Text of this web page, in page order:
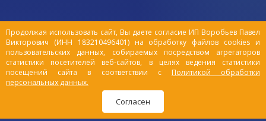
Продолжая использовать сайт, Вы даете согласие ИП Воробьев Павел
Викторович (ИНН 183210496401) на обработку файлов cookies и
пользовательских данных, собираемых посредством агрегаторов
статистики посетителей веб-сайтов, в целях ведения статистики
посещений сайта в соответствии с Политикой обработки
персональных данных.
Согласен